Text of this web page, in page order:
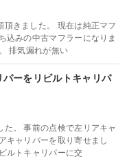
きました。 現在は純正マフ
込みの中古マフラーになりま
排気漏れが無い
ーをリビルトキャリパ
た。 事前の点検で左リアキャ
キャリパーを取り寄せまし
ルトキャリパーに交